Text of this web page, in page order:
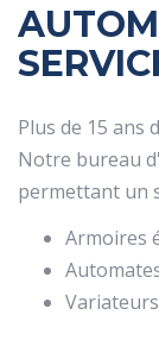
Plus de 15 ans
Notre bureau
permettant un
Armoires